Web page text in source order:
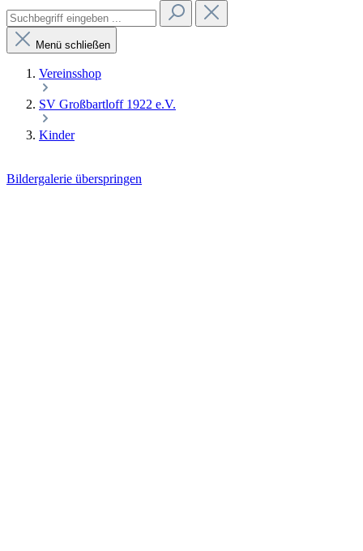
Menü schließen
Vereinsshop
SV Großbartloff 1922 e.V.
Kinder
Bildergalerie überspringen